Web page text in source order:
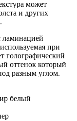
может
и других
при
голографический
оттенок который
разным углом.
белый